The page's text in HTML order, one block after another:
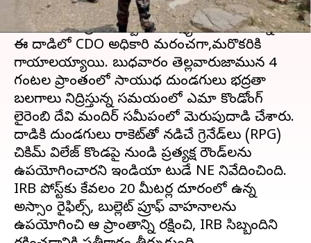
మణిపూర్‌లోని మోరేలో సాయుధ దుండగులు
బుధవారం భద్రతా సిబ్బందిని లక్ష్యంగా చేసుకున్నారు.
ఈ దాడిలో CDO అధికారి మరణించగా,మరొకరికి
గాయాలయ్యాయి. బుధవారం తెల్లవారుజామున 4
గంటల ప్రాంతంలో సాయుధ దుండగులు భద్రతా
బలగాలు నిద్రిస్తున్న సమయంలో ఎమా కొండోంగ్
లైరెంబి దేవి మందిర్ సమీపంలో మెరుపుదాడి చేశారు.
దాడికి దుండగులు రాకెట్‌తో నడిచే గ్రెనేడ్‌లు (RPG)
చికిమ్ విలేజ్ కొండపై నుండి ప్రత్యక్ష రౌండ్‌లను
ఉపయోగించారని ఇండియా టుడే NE నివేదించింది.
IRB పోస్ట్‌కు కేవలం 20 మీటర్ల దూరంలో ఉన్న
అస్సాం రైఫిల్స్, బుల్లెట్ ప్రూఫ్ వాహనాలను
ఉపయోగించి ఆ ప్రాంతాన్ని రక్షించి, IRB సిబ్బందిని